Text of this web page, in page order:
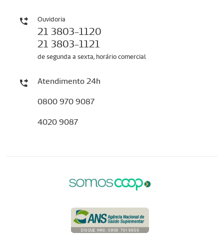
Ouvidoria
21 3803-1120
21 3803-1121
de segunda a sexta, horário comercial
Atendimento 24h
0800 970 9087
4020 9087